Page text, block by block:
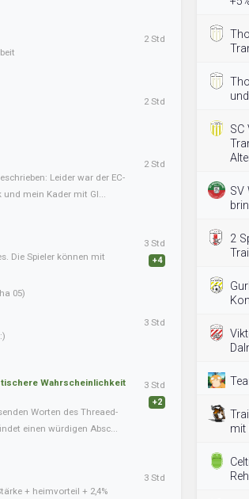
2 Std
2 Std
Leider war der EC-
und mein Kader mit Gl...
2 Std
Die Spieler können mit
05)
3 Std
+4
3 Std
Wahrscheinlichkeit
Worten des Threaed-
einen würdigen Absc...
3 Std
+2
+ heimvorteil + 2,4%
3 Std
SC
SV
2
mit